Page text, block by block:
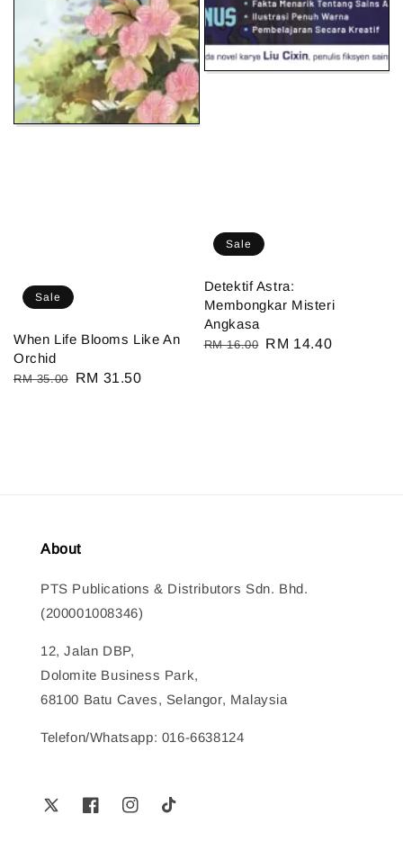
Sale
When Life Blooms Like An
Orchid
Regular
RM 35.00
Sale
RM 31.50
Sale
Detektif Astra:
Membongkar Misteri
Angkasa
Regular
RM 16.00 Sale
RM 14.40
About
PTS Publications & Distributors Sdn. Bhd.
(200001008346)
12, Jalan DBP,
Dolomite Business Park,
68100 Batu Caves, Selangor, Malaysia
Telefon/Whatsapp: 016-6638124